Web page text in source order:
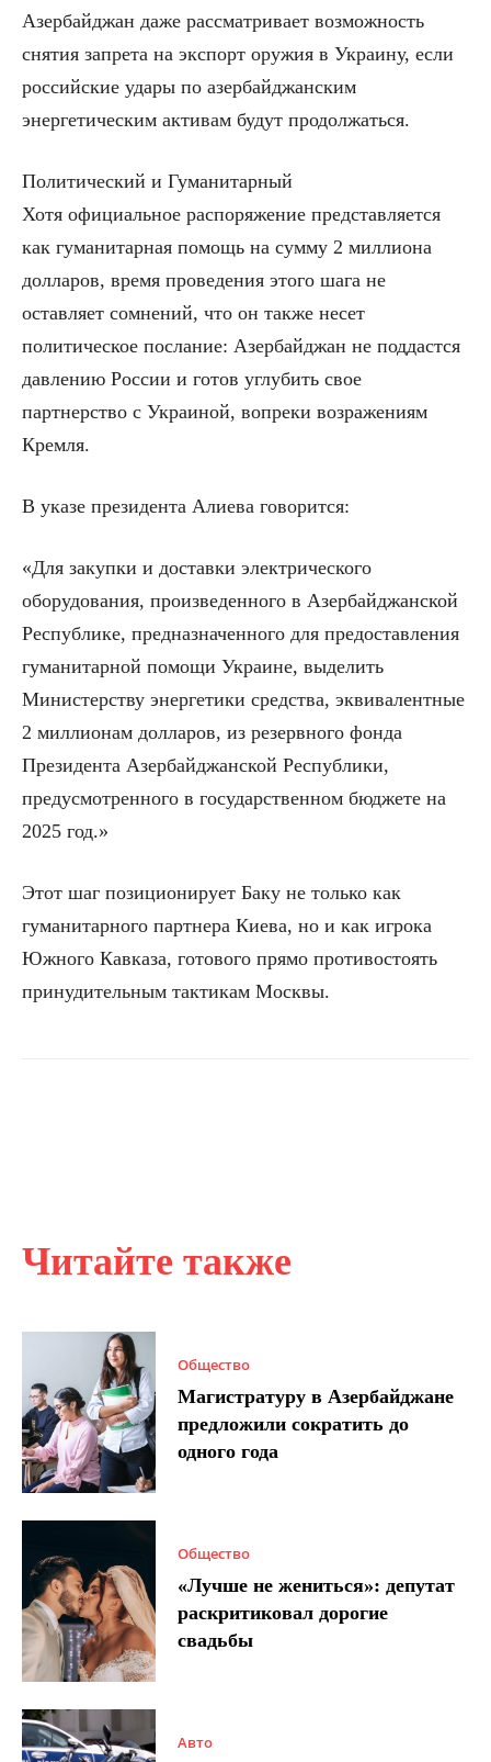
Читайте также
Общество
Магистратуру в Азербайджане
предложили сократить до
одного года
Общество
«Лучше не жениться»: депутат
раскритиковал дорогие
свадьбы
Авто
Азербайджан даже рассматривает возможность
снятия запрета на экспорт оружия в Украину, если
российские удары по азербайджанским
энергетическим активам будут продолжаться.
Политический и Гуманитарный
Хотя официальное распоряжение представляется
как гуманитарная помощь на сумму 2 миллиона
долларов, время проведения этого шага не
оставляет сомнений, что он также несет
политическое послание: Азербайджан не поддастся
давлению России и готов углубить свое
партнерство с Украиной, вопреки возражениям
Кремля.
В указе президента Алиева говорится:
«Для закупки и доставки электрического
оборудования, произведенного в Азербайджанской
Республике, предназначенного для предоставления
гуманитарной помощи Украине, выделить
Министерству энергетики средства, эквивалентные
2 миллионам долларов, из резервного фонда
Президента Азербайджанской Республики,
предусмотренного в государственном бюджете на
2025 год.»
Этот шаг позиционирует Баку не только как
гуманитарного партнера Киева, но и как игрока
Южного Кавказа, готового прямо противостоять
принудительным тактикам Москвы.